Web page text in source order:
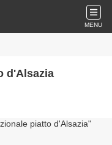
MENU
d'Alsazia